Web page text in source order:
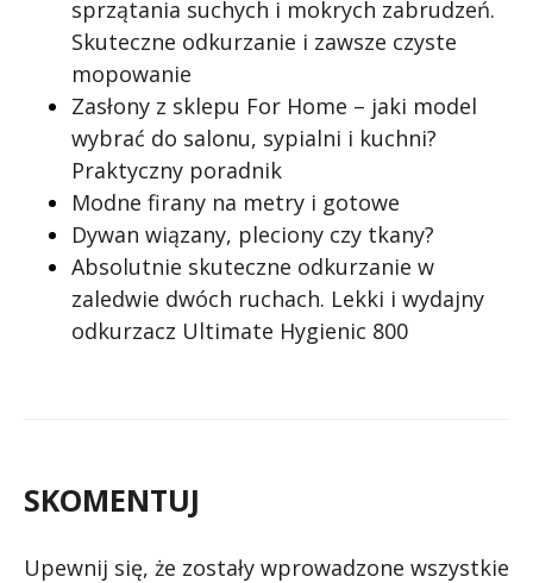
sprzątania suchych i mokrych zabrudzeń.
Skuteczne odkurzanie i zawsze czyste
mopowanie
Zasłony z sklepu For Home – jaki model
wybrać do salonu, sypialni i kuchni?
Praktyczny poradnik
Modne firany na metry i gotowe
Dywan wiązany, pleciony czy tkany?
Absolutnie skuteczne odkurzanie w
zaledwie dwóch ruchach. Lekki i wydajny
odkurzacz Ultimate Hygienic 800
SKOMENTUJ
Upewnij się, że zostały wprowadzone wszystkie